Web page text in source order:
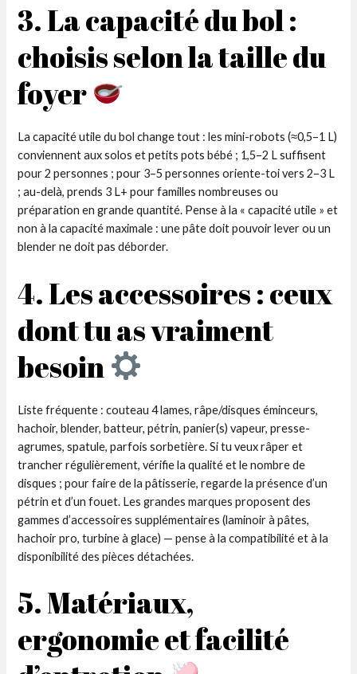
3. La capacité du bol :
choisis selon la taille du
foyer
La capacité utile du bol change tout : les mini-robots (≈0,5–1 L)
conviennent aux solos et petits pots bébé ; 1,5–2 L suffisent
pour 2 personnes ; pour 3–5 personnes oriente-toi vers 2–3 L
; au-delà, prends 3 L+ pour familles nombreuses ou
préparation en grande quantité. Pense à la « capacité utile » et
non à la capacité maximale : une pâte doit pouvoir lever ou un
blender ne doit pas déborder.
4. Les accessoires : ceux
dont tu as vraiment
besoin
Liste fréquente : couteau 4 lames, râpe/disques éminceurs,
hachoir, blender, batteur, pétrin, panier(s) vapeur, presse-
agrumes, spatule, parfois sorbetière. Si tu veux râper et
trancher régulièrement, vérifie la qualité et le nombre de
disques ; pour faire de la pâtisserie, regarde la présence d’un
pétrin et d’un fouet. Les grandes marques proposent des
gammes d’accessoires supplémentaires (laminoir à pâtes,
hachoir pro, turbine à glace) — pense à la compatibilité et à la
disponibilité des pièces détachées.
5. Matériaux,
ergonomie et facilité